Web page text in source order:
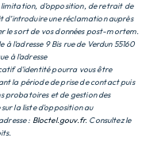
d’opposition, de retrait de
une réclamation auprès
le sort de vos données post-mortem.
l'adresse 9 Bis rue de Verdun 55160
à l'adresse
d'identité pourra vous être
la période de prise de contact puis
probatoires et de gestion des
la liste d'opposition au
: Bloctel.gouv.fr. Consultez le